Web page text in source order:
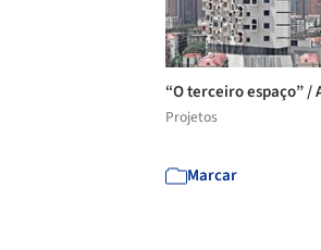
“O terceiro espaço” /
Projetos
Marcar